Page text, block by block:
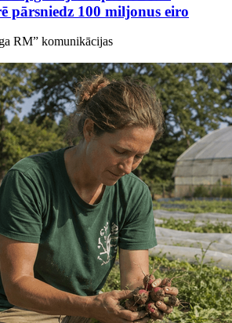
pārsniedz 100 miljonus eiro
RM” komunikācijas